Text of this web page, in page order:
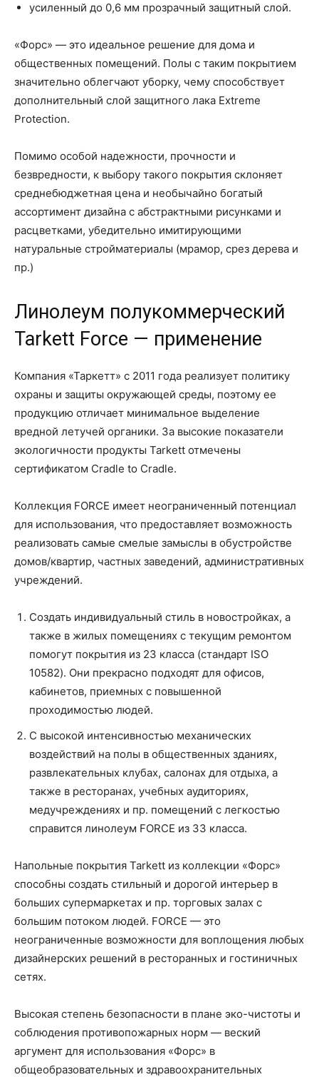
усиленный до 0,6 мм прозрачный защитный слой.
«Форс» — это идеальное решение для дома и
общественных помещений. Полы с таким покрытием
значительно облегчают уборку, чему способствует
дополнительный слой защитного лака Extreme
Protection.
Помимо особой надежности, прочности и
безвредности, к выбору такого покрытия склоняет
среднебюджетная цена и необычайно богатый
ассортимент дизайна с абстрактными рисунками и
расцветками, убедительно имитирующими
натуральные стройматериалы (мрамор, срез дерева и
пр.)
Линолеум полукоммерческий
Tarkett Force — применение
Компания «Таркетт» с 2011 года реализует политику
охраны и защиты окружающей среды, поэтому ее
продукцию отличает минимальное выделение
вредной летучей органики. За высокие показатели
экологичности продукты Tarkett отмечены
сертификатом Cradle to Cradle.
Коллекция FORCE имеет неограниченный потенциал
для использования, что предоставляет возможность
реализовать самые смелые замыслы в обустройстве
домов/квартир, частных заведений, административных
учреждений.
Создать индивидуальный стиль в новостройках, а
также в жилых помещениях с текущим ремонтом
помогут покрытия из 23 класса (стандарт ISO
10582). Они прекрасно подходят для офисов,
кабинетов, приемных с повышенной
проходимостью людей.
С высокой интенсивностью механических
воздействий на полы в общественных зданиях,
развлекательных клубах, салонах для отдыха, а
также в ресторанах, учебных аудиториях,
медучреждениях и пр. помещений с легкостью
справится линолеум FORCE из 33 класса.
Напольные покрытия Tarkett из коллекции «Форс»
способны создать стильный и дорогой интерьер в
больших супермаркетах и пр. торговых залах с
большим потоком людей. FORCE — это
неограниченные возможности для воплощения любых
дизайнерских решений в ресторанных и гостиничных
сетях.
Высокая степень безопасности в плане эко-чистоты и
соблюдения противопожарных норм — веский
аргумент для использования «Форс» в
общеобразовательных и здравоохранительных